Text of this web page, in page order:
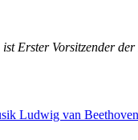
Erster Vorsitzender
Ludwig van